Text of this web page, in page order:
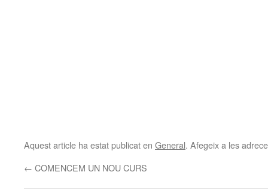
Aquest article ha estat publicat en General. Afegeix a les
← COMENCEM UN NOU CURS